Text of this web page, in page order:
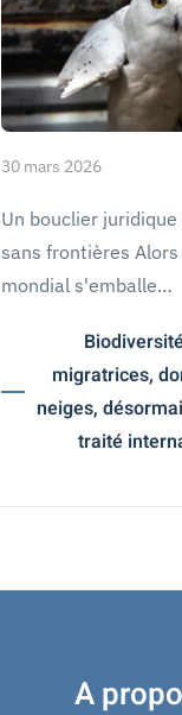
30 mars 2026
Un bouclier
sans frontières
mondial s'emballe…
migratrices,
neiges,
traité
A